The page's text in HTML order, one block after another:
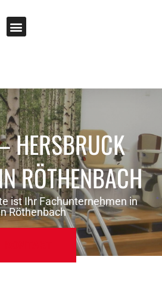
HERSBRUCK
RÖTHENBACH
ist Ihr Fachunternehmen in
Röthenbach